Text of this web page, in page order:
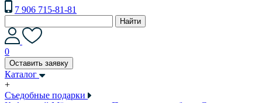
7 906 715-81-81
Найти
0
Оставить заявку
Каталог
+
Съедобные подарки